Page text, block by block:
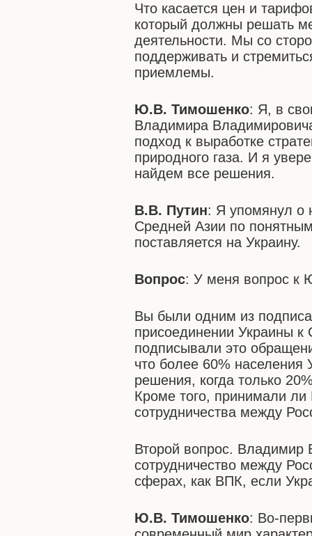
Что касается цен и
который должны решать
деятельности. Мы со
поддерживать и
приемлемы.
Ю.В. Тимошенко: Я, в
Владимира
подход к выработке
природного газа. И я
найдем все решения.
В.В. Путин: Я упомянул о
Средней Азии по
поставляется на Украину.
Вопрос: У меня вопрос к
Вы были одним из
присоединении Украины к
подписывали это
что более 60% населения
решения, когда только
Кроме того, принимали
сотрудничества между
Второй вопрос. Владимир
сотрудничество между
сферах, как ВПК, если
Ю.В. Тимошенко: Во-